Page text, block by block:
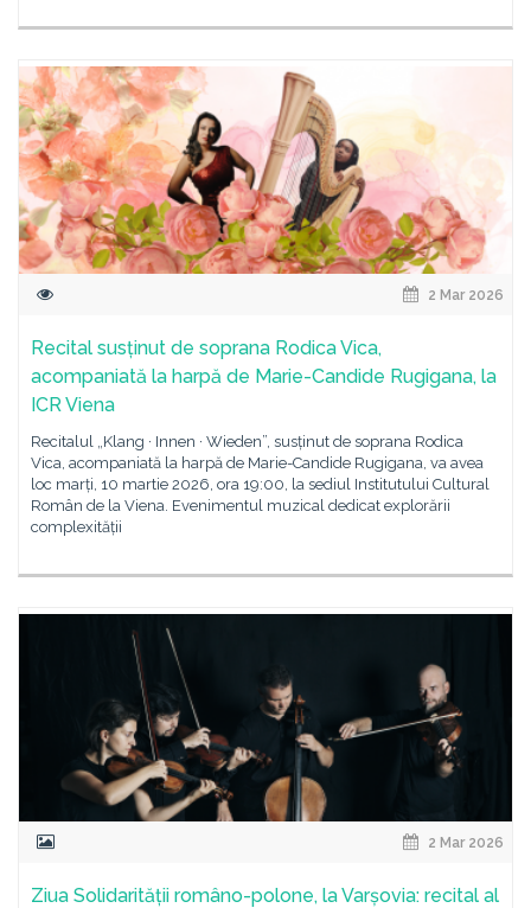
2 Mar 2026
Recital susținut de soprana Rodica Vica,
acompaniată la harpă de Marie-Candide Rugigana, la
ICR Viena
Recitalul „Klang · Innen · Wieden”, susținut de soprana Rodica
Vica, acompaniată la harpă de Marie-Candide Rugigana, va avea
loc marți, 10 martie 2026, ora 19:00, la sediul Institutului Cultural
Român de la Viena. Evenimentul muzical dedicat explorării
complexității
2 Mar 2026
Ziua Solidarității româno-polone, la Varșovia: recital al